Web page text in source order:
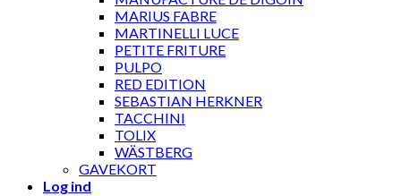
MARIUS FABRE
MARTINELLI LUCE
PETITE FRITURE
PULPO
RED EDITION
SEBASTIAN HERKNER
TACCHINI
TOLIX
WÄSTBERG
GAVEKORT
Log ind